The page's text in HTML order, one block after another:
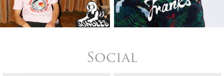
Social